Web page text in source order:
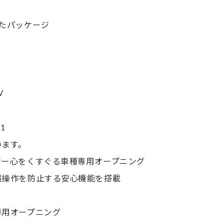
パッケージ
す。
心をくすぐる車種専用オープニング
作を防止する安心機能を搭載
オープニング